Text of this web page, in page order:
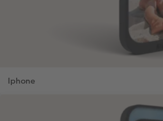
Iphone